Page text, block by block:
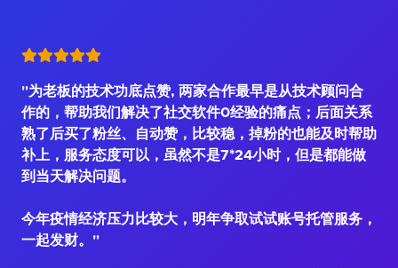
"为老板的技术功底点赞, 两家合作最早是从技术顾问合
作的，帮助我们解决了社交软件0经验的痛点；后面关系
熟了后买了粉丝、自动赞，比较稳，掉粉的也能及时帮助
补上，服务态度可以，虽然不是7*24小时，但是都能做
到当天解决问题。
今年疫情经济压力比较大，明年争取试试账号托管服务，
一起发财。"